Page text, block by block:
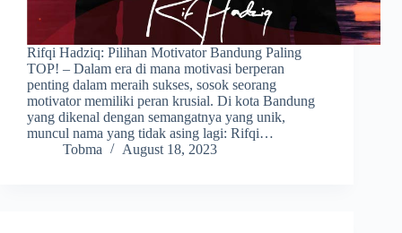
Rifqi Hadziq: Pilihan Motivator Bandung Paling
TOP! – Dalam era di mana motivasi berperan
penting dalam meraih sukses, sosok seorang
motivator memiliki peran krusial. Di kota Bandung
yang dikenal dengan semangatnya yang unik,
muncul nama yang tidak asing lagi: Rifqi…
Tobma
August 18, 2023